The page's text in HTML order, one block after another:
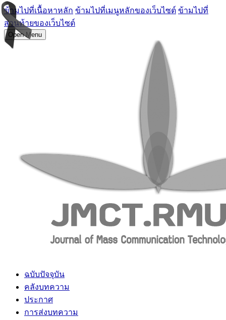
ข้ามไปที่เนื้อหาหลัก ข้ามไปที่เมนูหลักของเว็บไซต์ ข้ามไปที่
ส่วนท้ายของเว็บไซต์
Open Menu
ฉบับปัจจุบัน
คลังบทความ
ประกาศ
การส่งบทความ